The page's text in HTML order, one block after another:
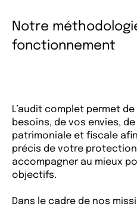
Notre
fonctionnement
L’audit complet permet
besoins, de vos envies,
patrimoniale et fiscale
précis de votre
accompagner au mieux
objectifs.
Dans le cadre de nos